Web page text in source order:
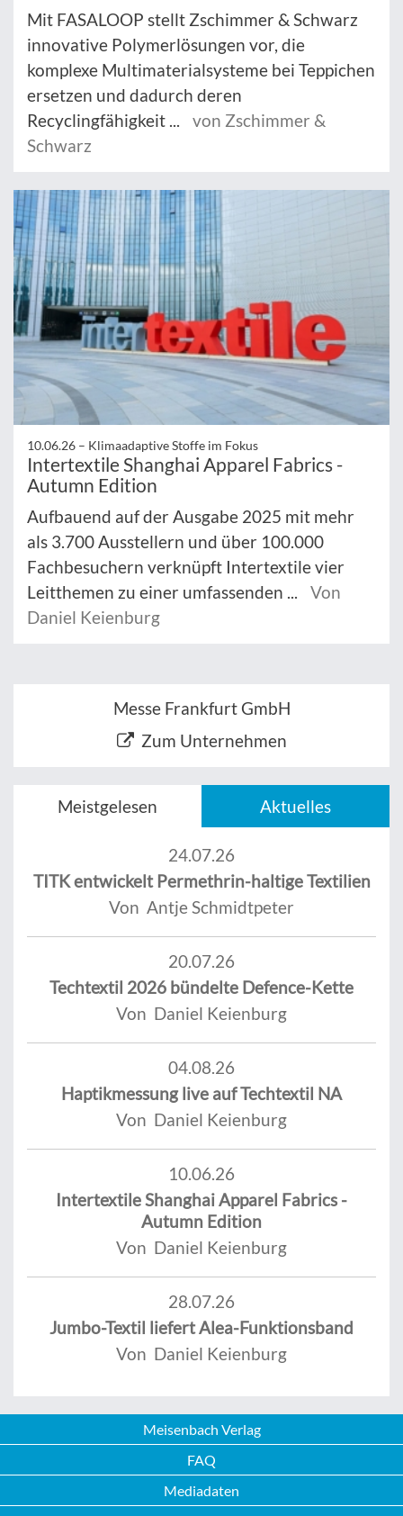
Mit FASALOOP stellt Zschimmer & Schwarz
innovative Polymerlösungen vor, die
komplexe Multimaterialsysteme bei Teppichen
ersetzen und dadurch deren
Recyclingfähigkeit ...
von Zschimmer &
Schwarz
10.06.26 – Klimaadaptive Stoffe im Fokus
Intertextile Shanghai Apparel Fabrics -
Autumn Edition
Aufbauend auf der Ausgabe 2025 mit mehr
als 3.700 Ausstellern und über 100.000
Fachbesuchern verknüpft Intertextile vier
Leitthemen zu einer umfassenden ...
Von
Daniel Keienburg
Messe Frankfurt GmbH
Zum Unternehmen
Meistgelesen Aktuelles
24.07.26
TITK entwickelt Permethrin-haltige Textilien
Von Antje Schmidtpeter
20.07.26
Techtextil 2026 bündelte Defence-Kette
Von Daniel Keienburg
04.08.26
Haptikmessung live auf Techtextil NA
Von Daniel Keienburg
10.06.26
Intertextile Shanghai Apparel Fabrics -
Autumn Edition
Von Daniel Keienburg
28.07.26
Jumbo-Textil liefert Alea-Funktionsband
Von Daniel Keienburg
Meisenbach Verlag
FAQ
Mediadaten